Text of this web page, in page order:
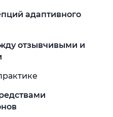
адаптивного
отзывчивыми и